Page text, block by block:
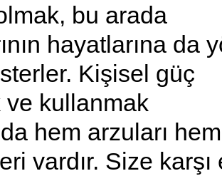
bu arada
hayatlarına da
Kişisel güç
ve kullanmak
hem arzuları
vardır. Size karşı